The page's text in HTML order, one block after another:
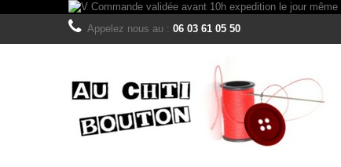
Appelez nous au : 06 03 61 05 50